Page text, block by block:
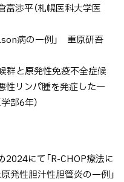
渉平（札幌医科大学医
病の一例」 重原研吾
群と原発性免疫不全症候
性リンパ腫を発症した一
部6年）
2024にて「R-CHOP療法に
発性胆汁性胆管炎の一例」